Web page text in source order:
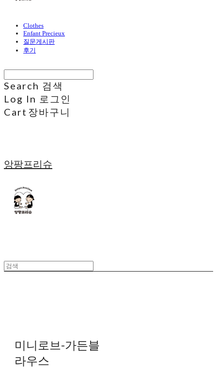
Clothes
Enfant Precieux
질문게시판
후기
Search 검색
Log In 로그인
Cart 장바구니
앙팡프리슈
미니로브-가든블
라우스